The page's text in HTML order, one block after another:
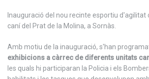
Inauguració del nou recinte esportiu d'agilitat
caní del Prat de la Molina, a Sornàs.
Amb motiu de la inauguració, s'han
exhibicions a càrrec de diferents unitats
les quals hi participaran la Policia i els